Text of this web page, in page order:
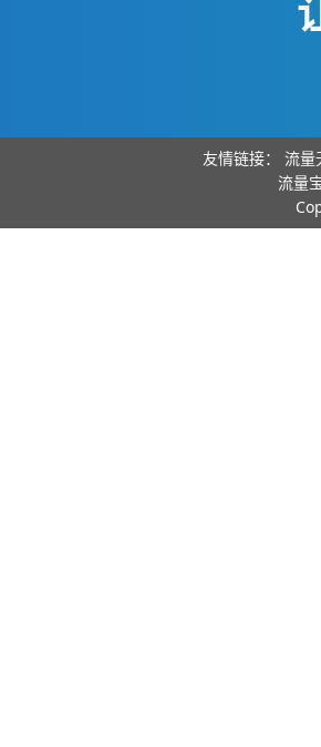
友情链接： 流量
流量